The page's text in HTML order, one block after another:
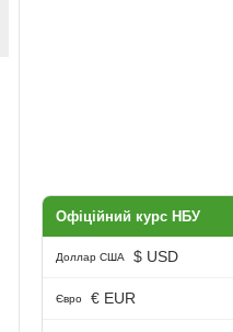
Офіційний курс НБУ
Доллар США $ USD
Євро € EUR